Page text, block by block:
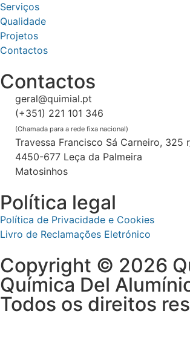
Serviços
Qualidade
Projetos
Contactos
Contactos
geral@quimial.pt
(+351) 221 101 346
(Chamada para a rede fixa nacional)
Travessa Francisco Sá Carneiro, 325
4450-677 Leça da Palmeira
Matosinhos
Política legal
Política de Privacidade e Cookies
Livro de Reclamações Eletrónico
Copyright © 2026
Química Del
Todos os direitos